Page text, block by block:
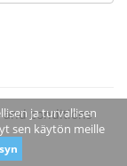
and conditions
ja turvallisen
sen käytön meille